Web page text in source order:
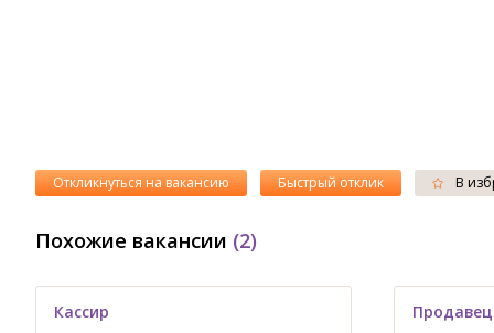
Откликнуться на вакансию Быстрый отклик В
Похожие вакансии (2)
Кассир